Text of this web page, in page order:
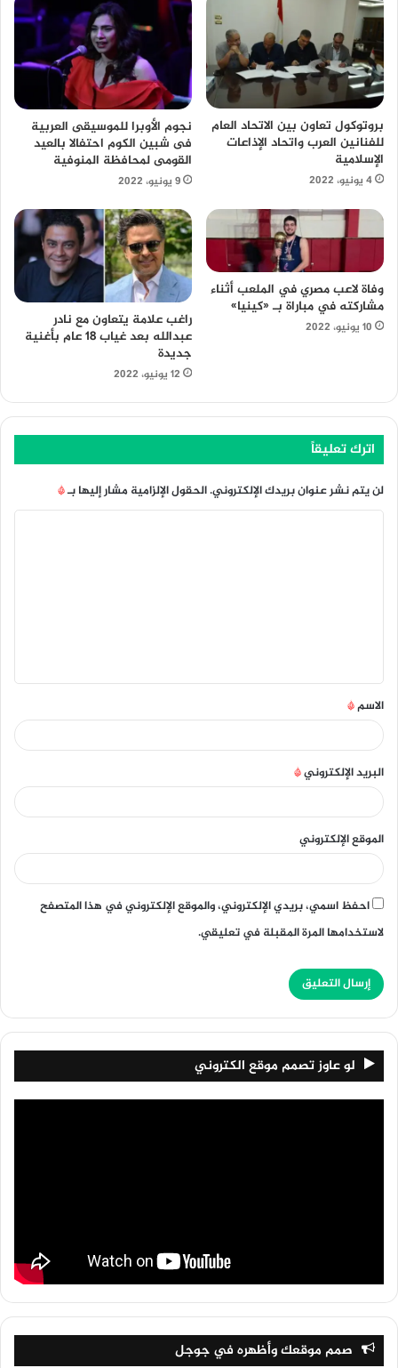
بروتوكول تعاون بين الاتحاد العام
للفنانين العرب واتحاد الإذاعات
الإسلامية
4 يونيو، 2022
نجوم الأوبرا للموسيقى العربية
فى شبين الكوم احتفالا بالعيد
القومى لمحافظة المنوفية
9 يونيو، 2022
وفاة لاعب مصري في الملعب أثناء
مشاركته في مباراة بـ «كينيا»
10 يونيو، 2022
راغب علامة يتعاون مع نادر
عبدالله بعد غياب 18 عام بأغنية
جديدة
12 يونيو، 2022
اترك تعليقاً
لن يتم نشر عنوان بريدك الإلكتروني.الحقول الإلزامية مشار إليها بـ*
ق
*
الاسم*
البريد الإلكتروني*
الموقع الإلكتروني
احفظ اسمي، بريدي الإلكتروني، والموقع الإلكتروني في هذا المتصفح
لاستخدامها المرة المقبلة في تعليقي.
لو عاوز تصمم موقع الكتروني
صمم موقعك وأظهره في جوجل